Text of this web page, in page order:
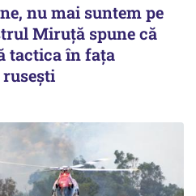
nu mai suntem pe
Miruţă spune că
tactica în fața